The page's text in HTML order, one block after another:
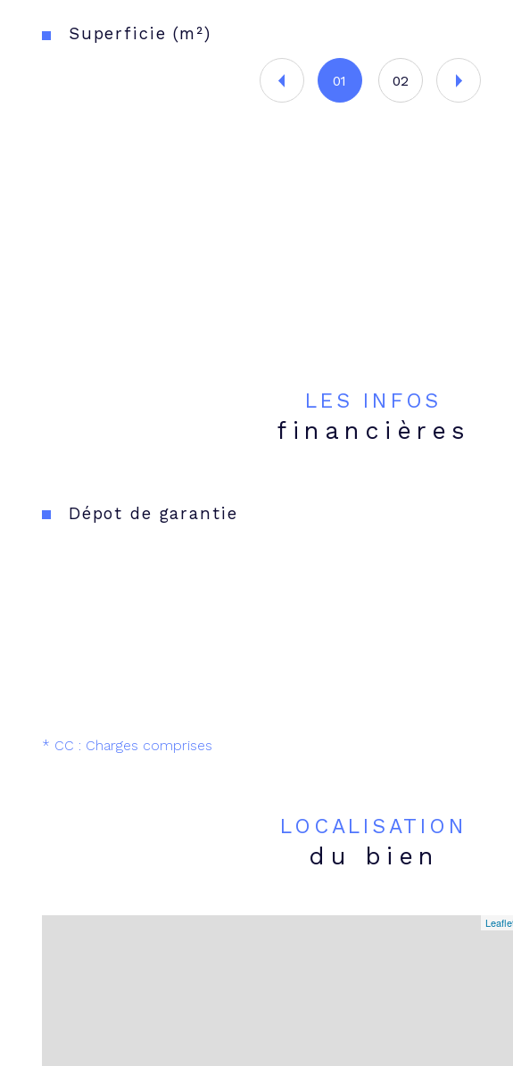
Superficie (m²)
01 02
LES INFOS
financières
Dépot de garantie
* CC : Charges comprises
LOCALISATION
du bien